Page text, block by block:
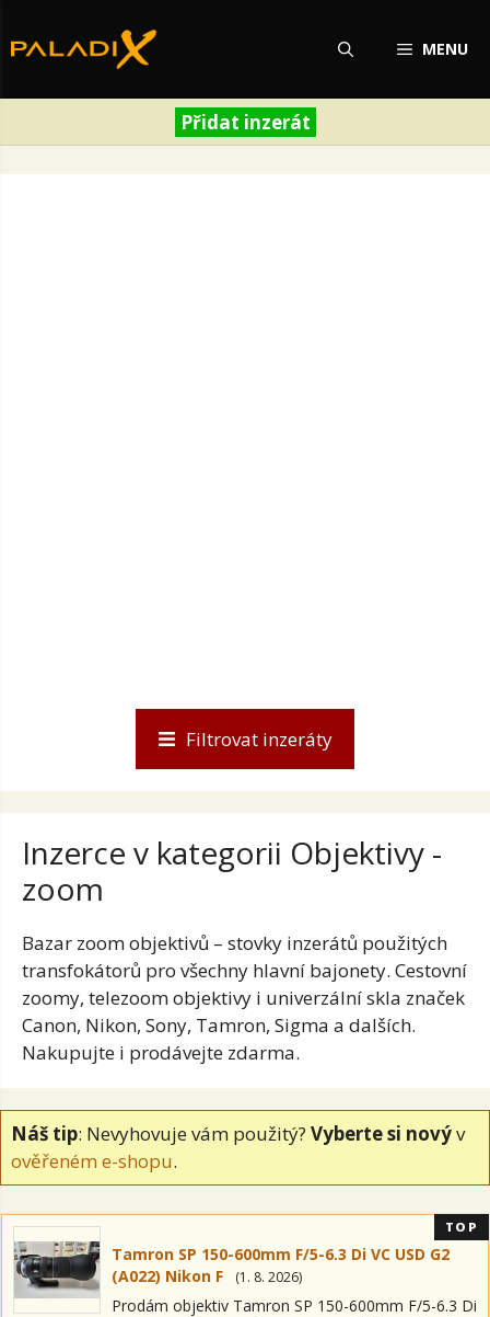
na
MENU
Přidat inzerát
Inzerce v kategorii Objektivy -
zoom
Bazar zoom objektivů – stovky inzerátů použitých
transfokátorů pro všechny hlavní bajonety. Cestovní
zoomy, telezoom objektivy i univerzální skla značek
Canon, Nikon, Sony, Tamron, Sigma a dalších.
Nakupujte i prodávejte zdarma.
Náš tip: Nevyhovuje vám použitý? Vyberte si novýv
ověřeném e-shopu.
Tamron SP 150-600mm F/5-6.3 Di VC USD G2
(A022) Nikon F
(1. 8. 2026)
Prodám objektiv Tamron SP 150-600mm F/5-6.3 Di
TOP
Filtrovat inzeráty